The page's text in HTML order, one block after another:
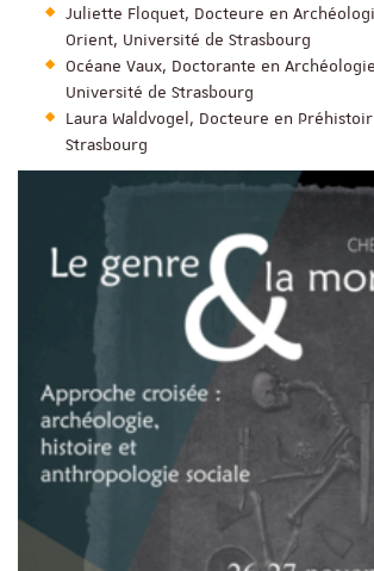
Juliette Floquet, Docteure en
Orient, Université de Strasbourg
Océane Vaux, Doctorante en
Université de Strasbourg
Laura Waldvogel, Docteure en
Strasbourg